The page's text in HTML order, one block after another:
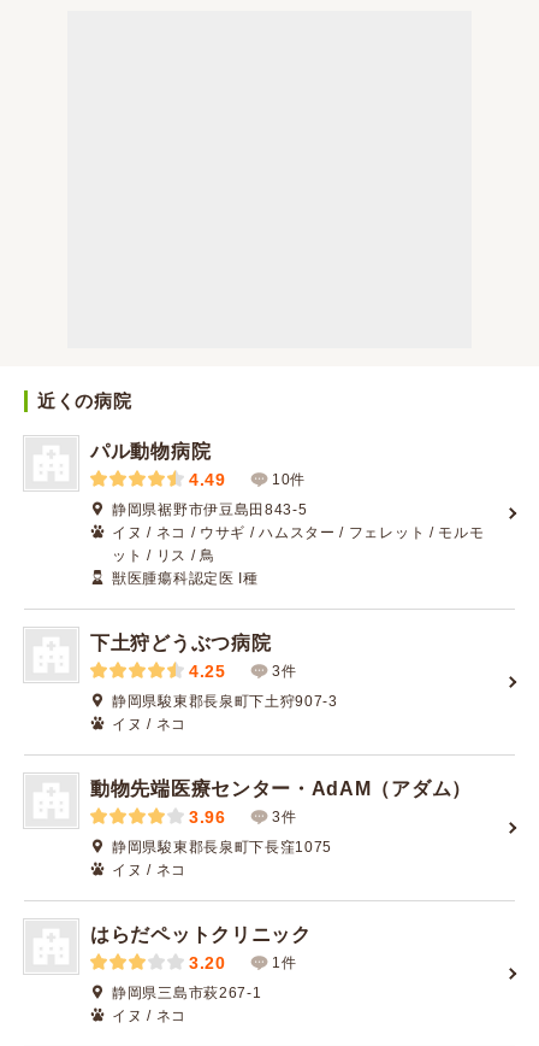
近くの病院
パル動物病院
4.49
10件
静岡県裾野市伊豆島田843-5
イヌ / ネコ / ウサギ / ハムスター / フェレット / モルモ
ット / リス / 鳥
獣医腫瘍科認定医 I種
下土狩どうぶつ病院
4.25
3件
静岡県駿東郡長泉町下土狩907-3
イヌ / ネコ
動物先端医療センター・AdAM（アダム）
3.96
3件
静岡県駿東郡長泉町下長窪1075
イヌ / ネコ
はらだペットクリニック
3.20
1件
静岡県三島市萩267-1
イヌ / ネコ